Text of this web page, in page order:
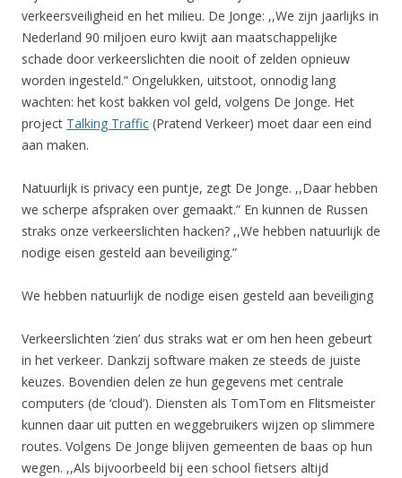
verkeersveiligheid en het milieu. De Jonge: ,,We zijn jaarlijks in
Nederland 90 miljoen euro kwijt aan maatschappelijke
schade door verkeerslichten die nooit of zelden opnieuw
worden ingesteld.” Ongelukken, uitstoot, onnodig lang
wachten: het kost bakken vol geld, volgens De Jonge. Het
project Talking Traffic (Pratend Verkeer) moet daar een eind
aan maken.
Natuurlijk is privacy een puntje, zegt De Jonge. ,,Daar hebben
we scherpe afspraken over gemaakt.” En kunnen de Russen
straks onze verkeerslichten hacken? ,,We hebben natuurlijk de
nodige eisen gesteld aan beveiliging.”
We hebben natuurlijk de nodige eisen gesteld aan beveiliging
Verkeerslichten ‘zien’ dus straks wat er om hen heen gebeurt
in het verkeer. Dankzij software maken ze steeds de juiste
keuzes. Bovendien delen ze hun gegevens met centrale
computers (de ‘cloud’). Diensten als TomTom en Flitsmeister
kunnen daar uit putten en weggebruikers wijzen op slimmere
routes. Volgens De Jonge blijven gemeenten de baas op hun
wegen. ,,Als bijvoorbeeld bij een school fietsers altijd